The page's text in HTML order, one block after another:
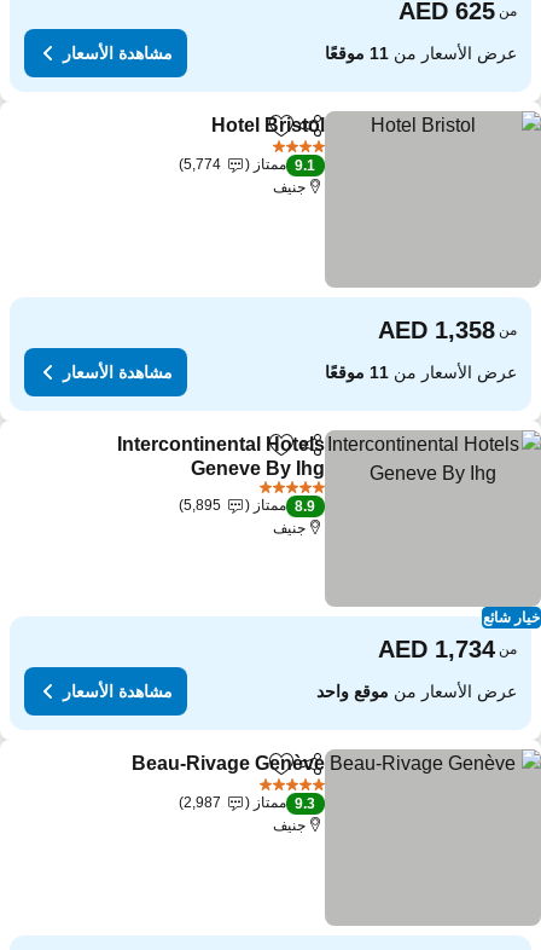
من
عرض الأسعار من11 موقعًا مشاهدة الأسعار
مشاركةAdd to favorites
Hotel Bristol
9.1 ممتاز
5,774
جنيف
من
عرض الأسعار من11 موقعًا مشاهدة الأسعار
شائع
مشاركةAdd to favorites
Intercontinental Hotels
Geneve By Ihg
8.9 ممتاز
5,895
جنيف
من
عرض الأسعار منموقع واحد مشاهدة الأسعار
مشاركةAdd to favorites
Beau-Rivage Genève
9.3 ممتاز
2,987
جنيف